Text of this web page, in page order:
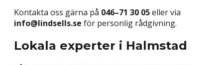
Kontakta oss gärna på 046–71 30 05eller via
info@lindsells.se för personlig rådgivning.
Lokala experter i Halmstad